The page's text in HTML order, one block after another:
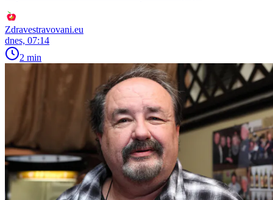
Zdravestravovani.eu
dnes, 07:14
2 min